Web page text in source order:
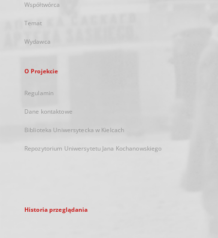
Współtwórca
Temat
Wydawca
O Projekcie
Regulamin
Dane kontaktowe
Biblioteka Uniwersytecka w Kielcach
Repozytorium Uniwersytetu Jana Kochanowskiego
Historia przeglądania